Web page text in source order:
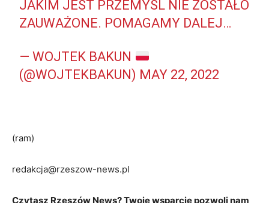
JAKIM JEST PRZEMYŚL NIE ZOSTAŁO
ZAUWAŻONE. POMAGAMY DALEJ…
— WOJTEK BAKUN
(@WOJTEKBAKUN) MAY 22, 2022
(ram)
redakcja@rzeszow-news.pl
Czytasz Rzeszów News? Twoje wsparcie pozwoli nam